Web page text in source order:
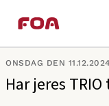
til
hovedindhold
til
hovedmenu
menu
LFS
ONSDAG DEN 11.12.2024
Har jeres